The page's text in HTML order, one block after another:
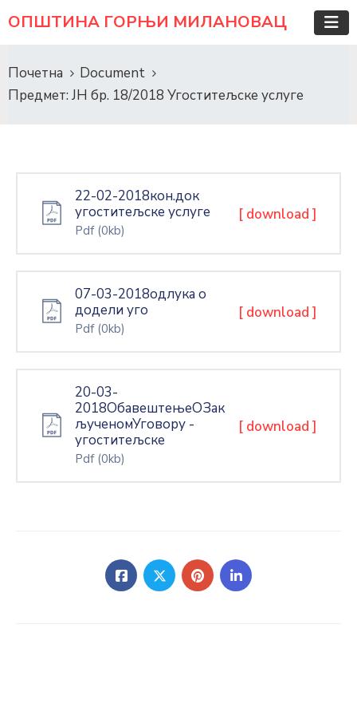
ОПШТИНА ГОРЊИ МИЛАНОВАЦ
Почетна
Document
Предмет: ЈН бр. 18/2018 Угоститељске услуге
22-02-2018кон.док
угоститељске услуге
Pdf (0kb)
[ download ]
07-03-2018одлука о
додели уго
Pdf (0kb)
[ download ]
20-03-
2018ОбавештењеОЗак
љученомУговору -
угоститељске
Pdf (0kb)
[ download ]